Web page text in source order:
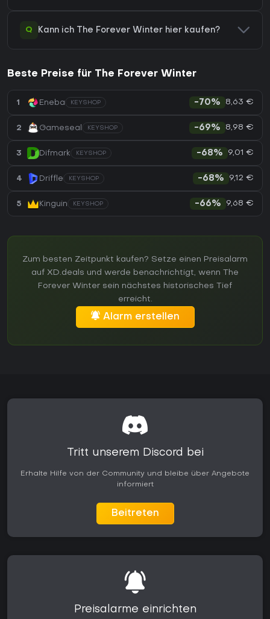
Q Kann ich The Forever Winter hier kaufen?
Beste Preise für The Forever Winter
1 Eneba KEYSHOP -70% 8,63 €
2 Gameseal KEYSHOP -69% 8,98 €
3 Difmark KEYSHOP -68% 9,01 €
4 Driffle KEYSHOP -68% 9,12 €
5 Kinguin KEYSHOP -66% 9,68 €
Zum besten Zeitpunkt kaufen? Setze einen Preisalarm
auf XD.deals und werde benachrichtigt, wenn The
Forever Winter sein nächstes historisches Tief
erreicht.
Alarm erstellen
Tritt unserem Discord bei
Erhalte Hilfe von der Community und bleibe über Angebote
informiert
Beitreten
Preisalarme einrichten